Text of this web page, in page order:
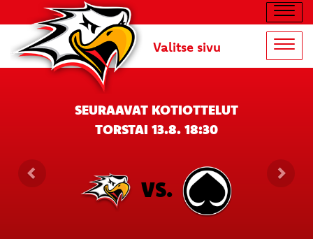
Valitse sivu
SEURAAVAT KOTIOTTELUT
TORSTAI 13.8. 18:30
VS.